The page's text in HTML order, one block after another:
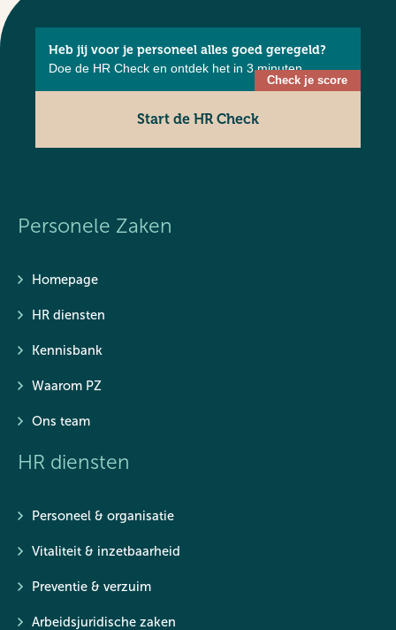
Heb jij voor je personeel alles goed geregeld?
Doe de HR Check en ontdek het in 3 minuten.
Start de HR Check
Personele Zaken
Homepage
HR diensten
Kennisbank
Waarom PZ
Ons team
HR diensten
Personeel & organisatie
Vitaliteit & inzetbaarheid
Preventie & verzuim
Arbeidsjuridische zaken